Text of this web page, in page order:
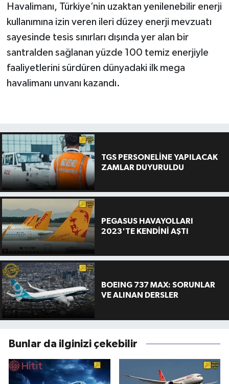
Havalimanı, Türkiye’nin uzaktan yenilenebilir enerji
kullanımına izin veren ileri düzey enerji mevzuatı
sayesinde tesis sınırları dışında yer alan bir
santralden sağlanan yüzde 100 temiz enerjiyle
faaliyetlerini sürdüren dünyadaki ilk mega
havalimanı unvanı kazandı.
TGS PERSONELİNE YAPILACAK
ZAMLAR DUYURULDU
PEGASUS HAVAYOLLARI
2023'TE KENDİNİ AŞTI
BOEING 737 MAX: SORUNLAR
VE ALINAN DERSLER
Bunlar da ilginizi çekebilir